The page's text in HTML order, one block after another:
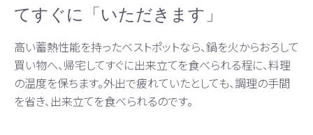
てすぐに「いただきます」
高い蓄熱性能を持ったベストポットなら、鍋を火からおろして
買い物へ、帰宅してすぐに出来立てを食べられる程に、料理
の温度を保ちます。外出で疲れていたとしても、調理の手間
を省き、出来立てを食べられるのです。